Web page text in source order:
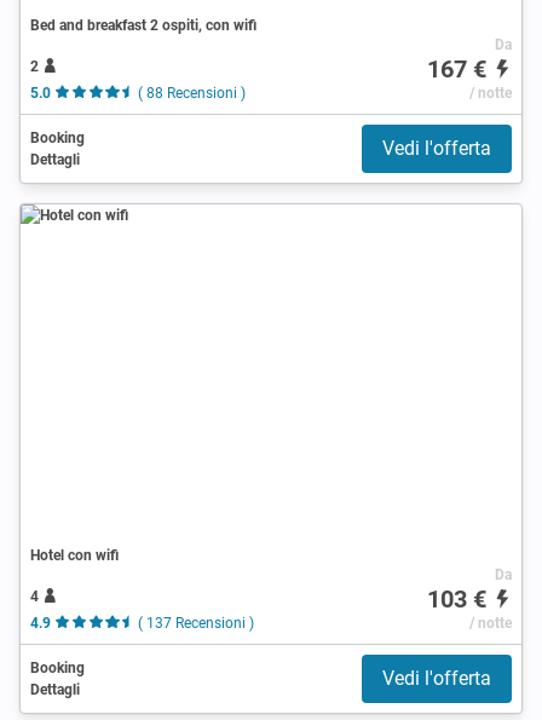
Bed and breakfast 2 ospiti, con wifi
2
5.0
( 88 Recensioni )
Da
167 €
/ notte
Booking
Dettagli
Vedi l'offerta
Hotel con wifi
4
4.9
( 137 Recensioni )
Da
103 €
/ notte
Booking
Dettagli
Vedi l'offerta